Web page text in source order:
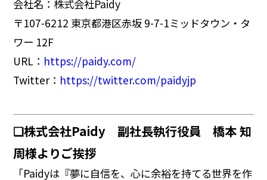
会社名：株式会社Paidy
〒107-6212 東京都港区赤坂 9-7-1ミッドタウン・タ
ワー 12F
URL： https://paidy.com/
Twitter： https://twitter.com/paidyjp
❏株式会社Paidy 副社長執行役員 橋本 知
周様よりご挨拶
「Paidyは『夢に自信を、心に余裕を持てる世界を作